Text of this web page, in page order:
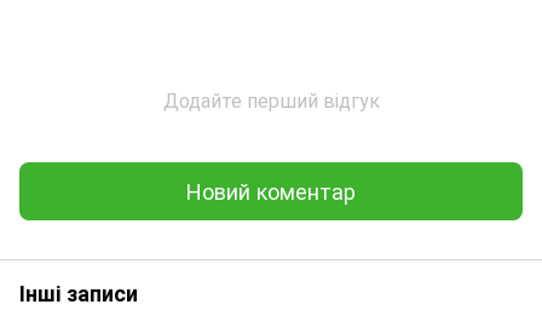
Додайте перший відгук
Новий коментар
Інші записи